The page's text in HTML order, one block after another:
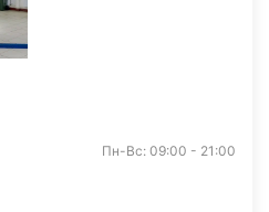
Пн-Вс: 09:00 - 21:00